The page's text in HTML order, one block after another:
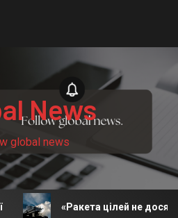
News
global news
«Ракета цілей не досягла»: у